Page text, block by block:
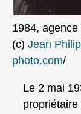
1984,
(c) Jean
photo.com/
Le 2 mai